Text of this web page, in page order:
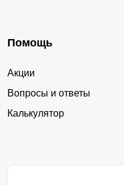
Помощь
Акции
Вопросы и ответы
Калькулятор